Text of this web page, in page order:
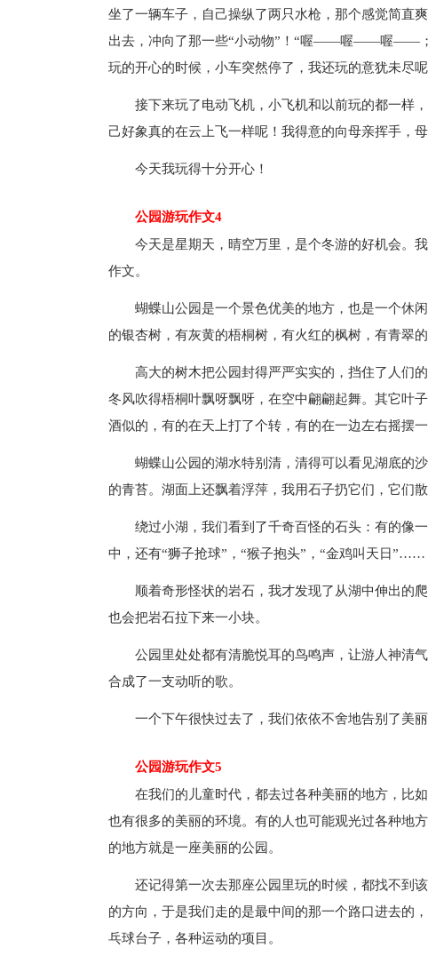
坐了一辆车子，自己操纵了两只水枪，那个感觉简直
出去，冲向了那一些“小动物”！“喔——喔——喔
玩的开心的时候，小车突然停了，我还玩的意犹未尽呢
接下来玩了电动飞机，小飞机和以前玩的都一样
己好象真的在云上飞一样呢！我得意的向母亲挥手，
今天我玩得十分开心！
公园游玩作文4
今天是星期天，晴空万里，是个冬游的好机会。
作文。
蝴蝶山公园是一个景色优美的地方，也是一个休
的银杏树，有灰黄的梧桐树，有火红的枫树，有青翠
高大的树木把公园封得严严实实的，挡住了人们
冬风吹得梧桐叶飘呀飘呀，在空中翩翩起舞。其它叶
酒似的，有的在天上打了个转，有的在一边左右摇摆
蝴蝶山公园的湖水特别清，清得可以看见湖底的
的青苔。湖面上还飘着浮萍，我用石子扔它们，它们
绕过小湖，我们看到了千奇百怪的石头：有的像
中，还有“狮子抢球”，“猴子抱头”，“金鸡叫天日”……
顺着奇形怪状的岩石，我才发现了从湖中伸出的
也会把岩石拉下来一小块。
公园里处处都有清脆悦耳的鸟鸣声，让游人神清
合成了一支动听的歌。
一个下午很快过去了，我们依依不舍地告别了美丽
公园游玩作文5
在我们的儿童时代，都去过各种美丽的地方，比
也有很多的美丽的环境。有的人也可能观光过各种地
的地方就是一座美丽的公园。
还记得第一次去那座公园里玩的时候，都找不到
的方向，于是我们走的是最中间的那一个路口进去的
乓球台子，各种运动的项目。